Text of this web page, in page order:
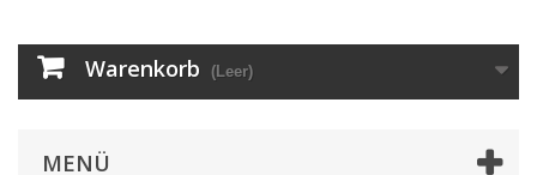
Warenkorb (Leer)
MENÜ